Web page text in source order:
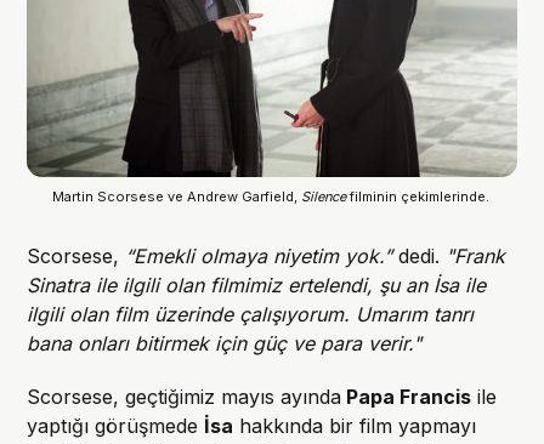
Martin Scorsese ve Andrew Garfield, Silence filminin çekimlerinde.
Scorsese, “Emekli olmaya niyetim yok.”dedi. "Frank
Sinatra ile ilgili olan filmimiz ertelendi, şu an İsa ile
ilgili olan film üzerinde çalışıyorum. Umarım tanrı
bana onları bitirmek için güç ve para verir."
Scorsese, geçtiğimiz mayıs ayında Papa Francis ile
yaptığı görüşmede İsa hakkında bir film yapmayı